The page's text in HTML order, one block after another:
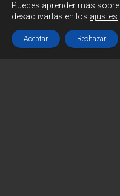
Funciona gracias a
Puedes aprender más
desactivarlas en los ajustes
Aceptar Rechazar